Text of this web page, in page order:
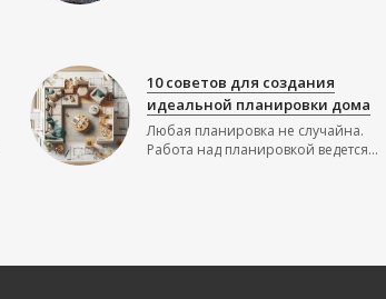
10 советов для создания
идеальной планировки дома
Любая планировка не случайна.
Работа над планировкой ведется...